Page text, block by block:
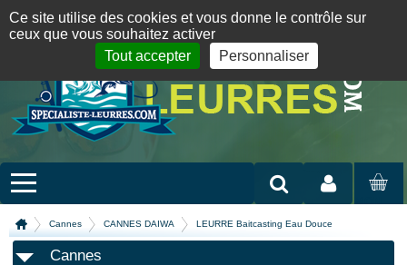
09 72 36 55 01 06 08 07 98 87 English version
MON
Cannes CANNES DAIWA LEURRE Baitcasting Eau Douce
Cannes
Panneau de gestion des cookies
Ce site utilise des cookies et vous donne le contrôle sur
ceux que vous souhaitez activer
Tout accepter
Personnaliser